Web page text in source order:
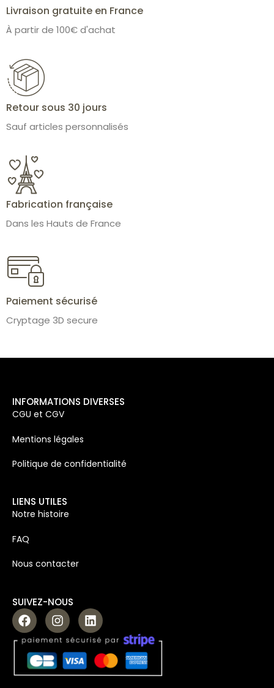
Livraison gratuite en France
À partir de 100€ d'achat
Retour sous 30 jours
Sauf articles personnalisés
Fabrication française
Dans les Hauts de France
Paiement sécurisé
Cryptage 3D secure
INFORMATIONS DIVERSES
CGU et CGV
Mentions légales
Politique de confidentialité
LIENS UTILES
Notre histoire
FAQ
Nous contacter
SUIVEZ-NOUS